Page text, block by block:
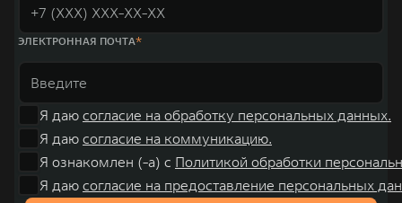
ЭЛЕКТРОННАЯ ПОЧТА
Я даю согласие на обработку персональных данных.
Я даю согласие на коммуникацию.
Я ознакомлен (-а) с Политикой обработки
Я даю согласие на предоставление персональных